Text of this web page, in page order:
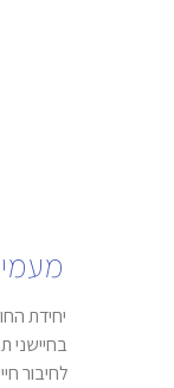
יחידת
לחיבור